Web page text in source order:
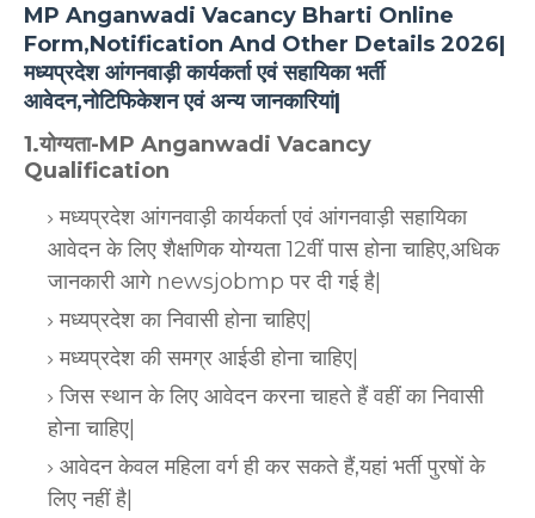
MP Anganwadi Vacancy Bharti Online
Form,Notification And Other Details 2026|
मध्यप्रदेश आंगनवाड़ी कार्यकर्ता एवं सहायिका भर्ती
आवेदन,नोटिफिकेशन एवं अन्य जानकारियां|
1.योग्यता-MP Anganwadi Vacancy
Qualification
मध्यप्रदेश आंगनवाड़ी कार्यकर्ता एवं आंगनवाड़ी सहायिका
आवेदन के लिए शैक्षणिक योग्यता 12वीं पास होना चाहिए,अधिक
जानकारी आगे newsjobmp पर दी गई है|
मध्यप्रदेश का निवासी होना चाहिए|
मध्यप्रदेश की समग्र आईडी होना चाहिए|
जिस स्थान के लिए आवेदन करना चाहते हैं वहीं का निवासी
होना चाहिए|
आवेदन केवल महिला वर्ग ही कर सकते हैं,यहां भर्ती पुरषों के
लिए नहीं है|